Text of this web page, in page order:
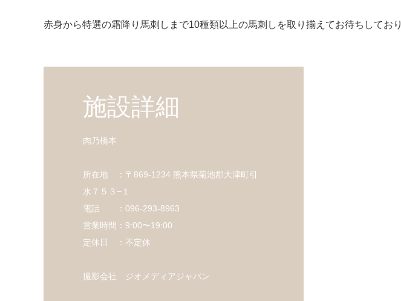
赤身から特選の霜降り馬刺しまで10種類以上の馬刺しを取り揃えてお待ちしており
施設詳細
肉乃橋本
所在地 ：〒869-1234 熊本県菊池郡大津町引
水７５３−１
電話 ：096-293-8963
営業時間：9:00〜19:00
定休日 ：不定休
撮影会社 ジオメディアジャパン